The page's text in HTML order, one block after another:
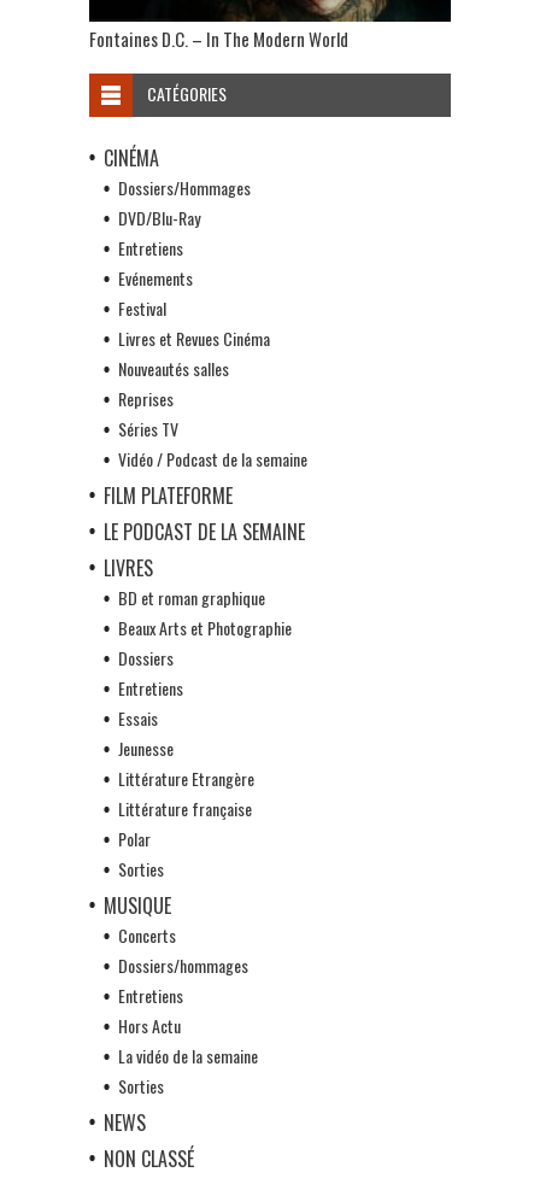
Fontaines D.C. – In The Modern World
CATÉGORIES
CINÉMA
Dossiers/Hommages
DVD/Blu-Ray
Entretiens
Evénements
Festival
Livres et Revues Cinéma
Nouveautés salles
Reprises
Séries TV
Vidéo / Podcast de la semaine
FILM PLATEFORME
LE PODCAST DE LA SEMAINE
LIVRES
BD et roman graphique
Beaux Arts et Photographie
Dossiers
Entretiens
Essais
Jeunesse
Littérature Etrangère
Littérature française
Polar
Sorties
MUSIQUE
Concerts
Dossiers/hommages
Entretiens
Hors Actu
La vidéo de la semaine
Sorties
NEWS
NON CLASSÉ